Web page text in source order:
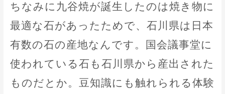
ちなみに九谷焼が誕生したのは焼き物に
最適な石があったためで、石川県は日本
有数の石の産地なんです。国会議事堂に
使われている石も石川県から産出された
ものだとか。豆知識にも触れられる体験